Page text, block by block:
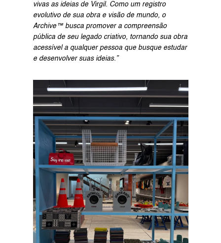
vivas as ideias de Virgil. Como um registro
evolutivo de sua obra e visão de mundo, o
Archive™ busca promover a compreensão
pública de seu legado criativo, tornando sua obra
acessível a qualquer pessoa que busque estudar
e desenvolver suas ideias.”